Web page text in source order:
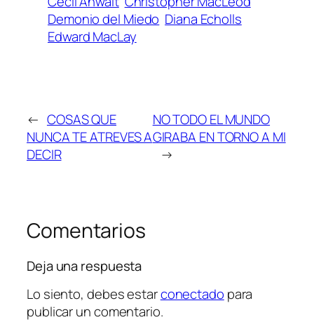
Demonio del Miedo Diana Echolls
Edward MacLay
← COSAS QUE
NUNCA TE ATREVES A
DECIR
NO TODO EL MUNDO
GIRABA EN TORNO A MI
→
Comentarios
Deja una respuesta
Lo siento, debes estarconectado para
publicar un comentario.